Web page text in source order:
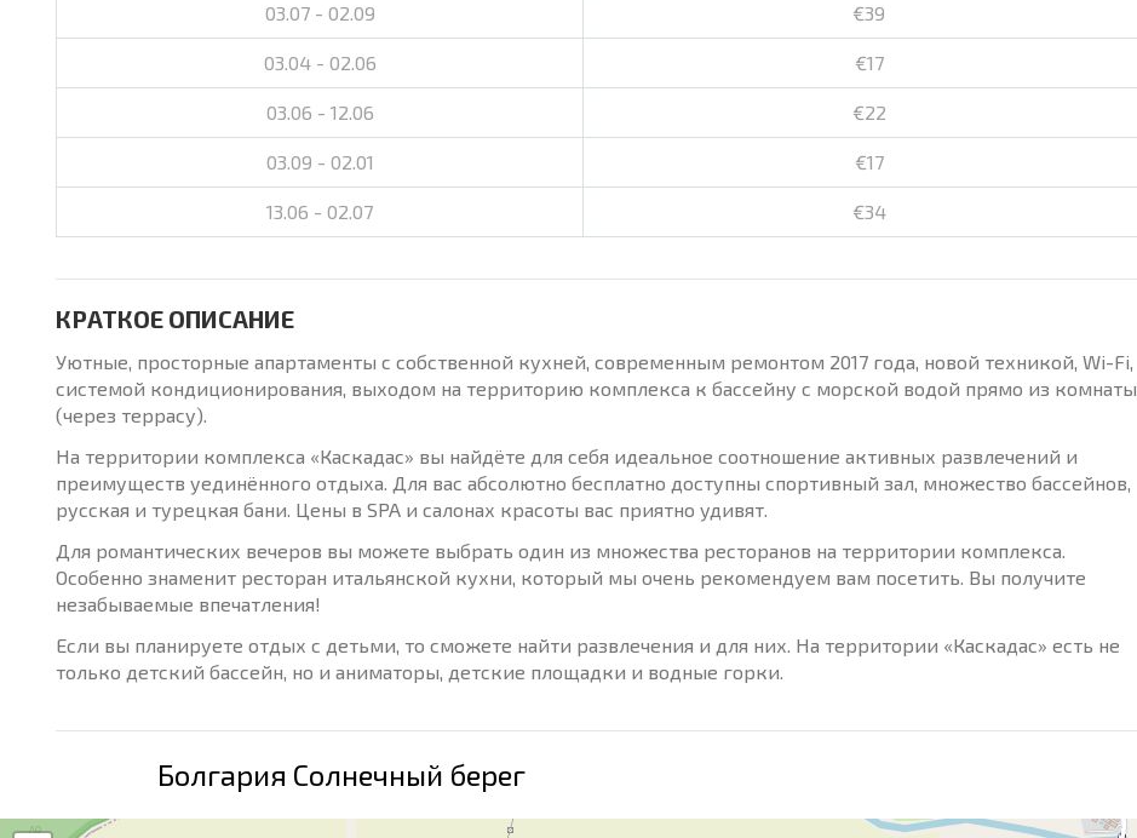
03.07 - 02.09 €39
03.04 - 02.06 €17
03.06 - 12.06 €22
03.09 - 02.01 €17
13.06 - 02.07 €34
КРАТКОЕ ОПИСАНИЕ
Уютные, просторные апартаменты с собственной кухней, современным ремонтом 2017 года, новой техникой, Wi-Fi,
системой кондиционирования, выходом на территорию комплекса к бассейну с морской водой прямо из комнаты
(через террасу).
На территории комплекса «Каскадас» вы найдёте для себя идеальное соотношение активных развлечений и
преимуществ уединённого отдыха. Для вас абсолютно бесплатно доступны спортивный зал, множество бассейнов,
русская и турецкая бани. Цены в SPA и салонах красоты вас приятно удивят.
Для романтических вечеров вы можете выбрать один из множества ресторанов на территории комплекса.
Особенно знаменит ресторан итальянской кухни, который мы очень рекомендуем вам посетить. Вы получите
незабываемые впечатления!
Если вы планируете отдых с детьми, то сможете найти развлечения и для них. На территории «Каскадас» есть не
только детский бассейн, но и аниматоры, детские площадки и водные горки.
Болгария Солнечный берег